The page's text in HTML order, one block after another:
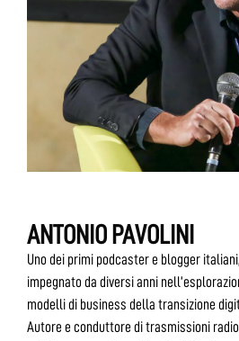
ANTONIO PAVOLINI
Uno dei primi podcaster e blogger
impegnato da diversi anni
modelli di business della transizione
Autore e conduttore di trasmissioni